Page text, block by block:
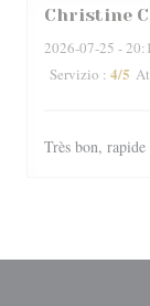
Christine C
2026-07-25 -
Servizio : 4/5
Très bon,